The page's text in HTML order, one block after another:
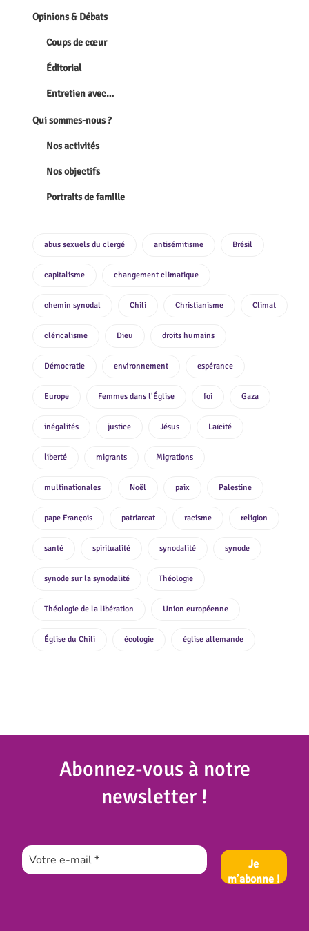
Opinions & Débats
Coups de cœur
Éditorial
Entretien avec…
Qui sommes-nous ?
Nos activités
Nos objectifs
Portraits de famille
abus sexuels du clergé antisémitisme Brésil
capitalisme changement climatique
chemin synodal Chili Christianisme Climat
cléricalisme Dieu droits humains
Démocratie environnement espérance
Europe Femmes dans l'Église foi Gaza
inégalités justice Jésus Laïcité
liberté migrants Migrations
multinationales Noël paix Palestine
pape François patriarcat racisme religion
santé spiritualité synodalité synode
synode sur la synodalité Théologie
Théologie de la libération Union européenne
Église du Chili écologie église allemande
Abonnez-vous à notre
newsletter !